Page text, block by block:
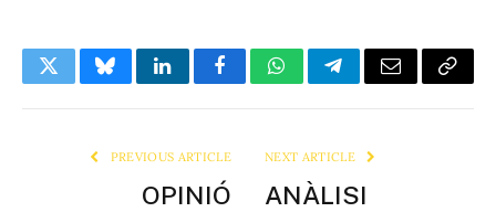
TwitterBlueskyLinkedInFacebookWhatsAppTelegramEmail Copy
PREVIOUS ARTICLE
OPINIÓ
NEXT ARTICLE
ANÀLISI